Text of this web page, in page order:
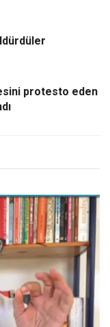
protesto eden